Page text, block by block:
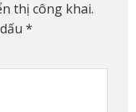
thị công khai.
*